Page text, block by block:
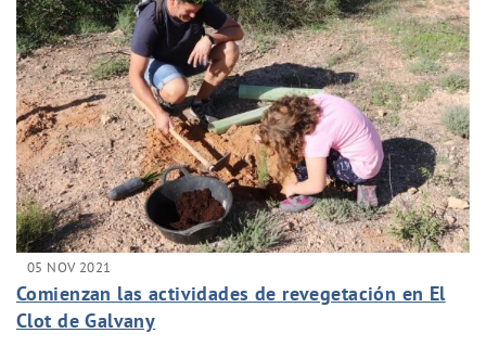
05 NOV 2021
Comienzan las actividades de revegetación en El
Clot de Galvany